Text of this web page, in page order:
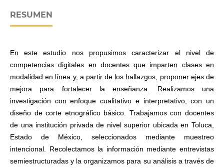
RESUMEN
En este estudio nos propusimos caracterizar el nivel de
competencias digitales en docentes que imparten clases en
modalidad en línea y, a partir de los hallazgos, proponer ejes de
mejora para fortalecer la enseñanza. Realizamos una
investigación con enfoque cualitativo e interpretativo, con un
diseño de corte etnográfico básico. Trabajamos con docentes
de una institución privada de nivel superior ubicada en Toluca,
Estado de México, seleccionados mediante muestreo
intencional. Recolectamos la información mediante entrevistas
semiestructuradas y la organizamos para su análisis a través de